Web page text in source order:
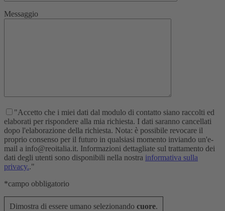
Messaggio
"Accetto che i miei dati dal modulo di contatto siano raccolti ed
elaborati per rispondere alla mia richiesta. I dati saranno cancellati
dopo l'elaborazione della richiesta. Nota: è possibile revocare il
proprio consenso per il futuro in qualsiasi momento inviando un'e-
mail a info@reoitalia.it. Informazioni dettagliate sul trattamento dei
dati degli utenti sono disponibili nella nostra informativa sulla
privacy.."
*campo obbligatorio
Dimostra di essere umano selezionando cuore.